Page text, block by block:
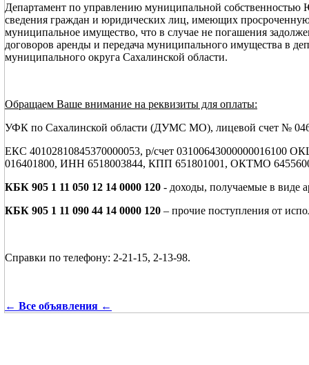
Департамент по управлению муниципальной
сведения граждан и юридических лиц, имеющих
муниципальное имущество, что в случае не погашения
договоров аренды и передача муниципального имущества в
муниципального округа Сахалинской области.
Обращаем Ваше внимание на реквизиты для оплаты:
УФК по Сахалинской области (ДУМС МО), лицевой счет №
ЕКС 40102810845370000053, р/счет
016401800, ИНН 6518003844, КПП 651801001, ОКТМО
КБК 905 1 11 050 12 14 0000 120 - доходы, получаемые в виде
КБК 905 1 11 090 44 14 0000 120 – прочие поступления от
Справки по телефону: 2-21-15, 2-13-98.
← Все объявления ←